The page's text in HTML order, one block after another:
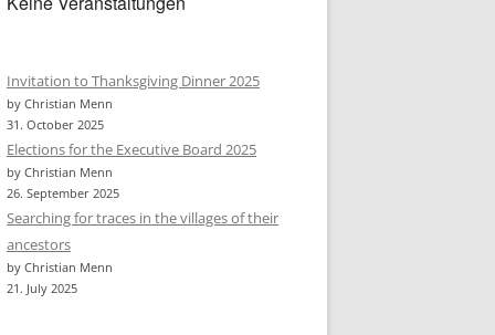
Invitation to Thanksgiving Dinner 2025
by Christian Menn
31. October 2025
Elections for the Executive Board 2025
by Christian Menn
26. September 2025
Searching for traces in the villages of their
ancestors
by Christian Menn
21. July 2025